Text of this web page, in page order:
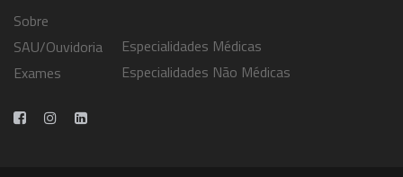
Sobre
SAU/Ouvidoria
Exames
Especialidades Médicas
Especialidades Não Médicas